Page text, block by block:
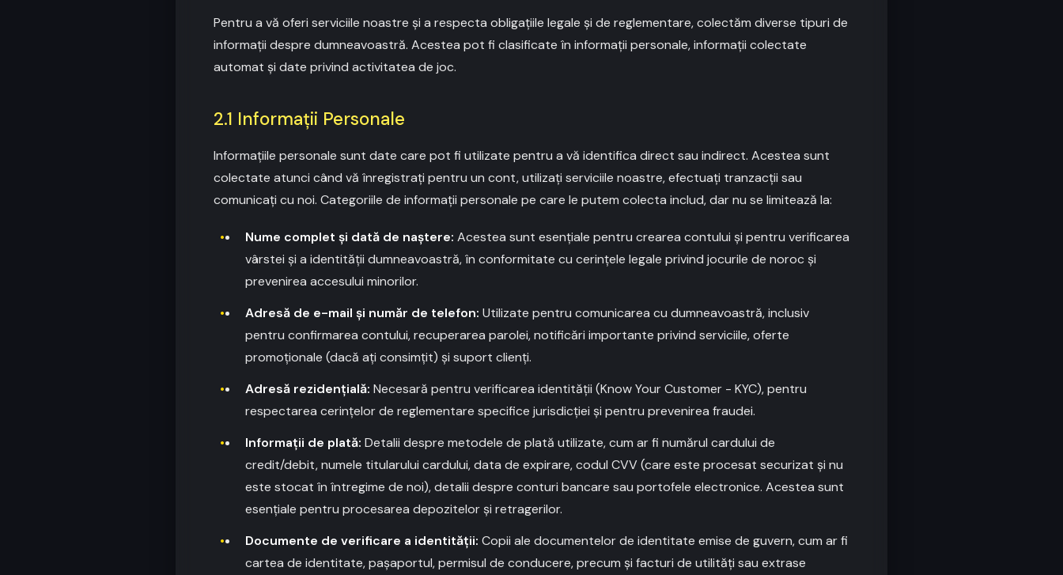
Pentru a vă oferi serviciile noastre și a respecta obligațiile legale și de reglementare, colectăm diverse tipuri de
informații despre dumneavoastră. Acestea pot fi clasificate în informații personale, informații colectate
automat și date privind activitatea de joc.
2.1 Informații Personale
Informațiile personale sunt date care pot fi utilizate pentru a vă identifica direct sau indirect. Acestea sunt
colectate atunci când vă înregistrați pentru un cont, utilizați serviciile noastre, efectuați tranzacții sau
comunicați cu noi. Categoriile de informații personale pe care le putem colecta includ, dar nu se limitează la:
Nume complet și dată de naștere: Acestea sunt esențiale pentru crearea contului și pentru verificarea
vârstei și a identității dumneavoastră, în conformitate cu cerințele legale privind jocurile de noroc și
prevenirea accesului minorilor.
Adresă de e-mail și număr de telefon: Utilizate pentru comunicarea cu dumneavoastră, inclusiv
pentru confirmarea contului, recuperarea parolei, notificări importante privind serviciile, oferte
promoționale (dacă ați consimțit) și suport clienți.
Adresă rezidențială: Necesară pentru verificarea identității (Know Your Customer - KYC), pentru
respectarea cerințelor de reglementare specifice jurisdicției și pentru prevenirea fraudei.
Informații de plată: Detalii despre metodele de plată utilizate, cum ar fi numărul cardului de
credit/debit, numele titularului cardului, data de expirare, codul CVV (care este procesat securizat și nu
este stocat în întregime de noi), detalii despre conturi bancare sau portofele electronice. Acestea sunt
esențiale pentru procesarea depozitelor și retragerilor.
Documente de verificare a identității: Copii ale documentelor de identitate emise de guvern, cum ar fi
cartea de identitate, pașaportul, permisul de conducere, precum și facturi de utilități sau extrase